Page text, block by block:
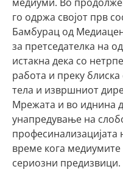
го одржа својот прв
Бамбурац од
за претседателка на
истакна дека со
работа и преку
тела и извршниот
Мрежата и во иднина
унапредување на
време кога медиумите
сериозни предизвици.